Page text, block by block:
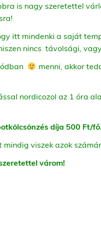
is nagy szeretettel
itt mindenki a saját
nincs távolsági,
menni, akkor
nordicozol az 1 óra
díja 500 Ft/
viszek azok
várom!